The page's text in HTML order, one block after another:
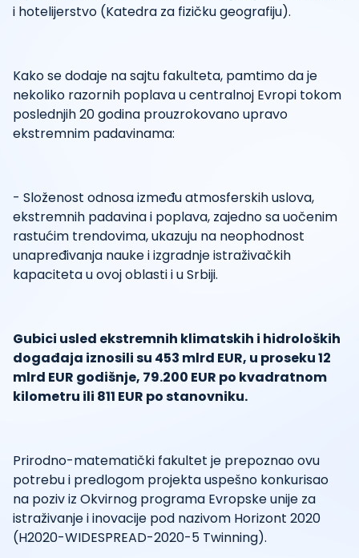
i hotelijerstvo (Katedra za fizičku geografiju).
Kako se dodaje na sajtu fakulteta, pamtimo da je
nekoliko razornih poplava u centralnoj Evropi tokom
poslednjih 20 godina prouzrokovano upravo
ekstremnim padavinama:
- Složenost odnosa između atmosferskih uslova,
ekstremnih padavina i poplava, zajedno sa uočenim
rastućim trendovima, ukazuju na neophodnost
unapređivanja nauke i izgradnje istraživačkih
kapaciteta u ovoj oblasti i u Srbiji.
Gubici usled ekstremnih klimatskih i hidroloških
događaja iznosili su 453 mlrd EUR, u proseku 12
mlrd EUR godišnje, 79.200 EUR po kvadratnom
kilometru ili 811 EUR po stanovniku.
Prirodno-matematički fakultet je prepoznao ovu
potrebu i predlogom projekta uspešno konkurisao
na poziv iz Okvirnog programa Evropske unije za
istraživanje i inovacije pod nazivom Horizont 2020
(H2020-WIDESPREAD-2020-5 Twinning).